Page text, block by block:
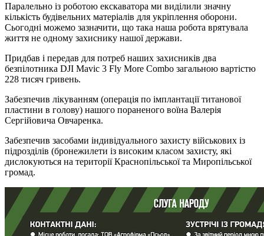
Паралельно із роботою екскаватора ми виділили значну
кількість будівельних матеріалів для укріплення оборони.
Сьогодні можемо зазначити, що така наша робота врятувала
життя не одному захиснику нашої держави.
Придбав і передав для потреб наших захисників два
безпілотника DJI Mavic 3 Fly More Combo загальною вартістю
228 тисяч гривень.
Забезпечив лікуванням (операція по імплантації титанової
пластини в голову) нашого пораненого воїна Валерія
Сергійовича Овчаренка.
Забезпечив засобами індивідуального захисту військових із
підрозділів (бронежилети із високим класом захисту, які
дислокуються на території Краснопільської та Миропільської
громад.